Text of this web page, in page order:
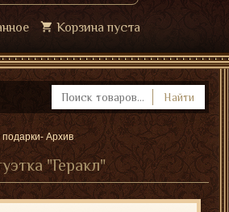
Корзина пуста
Найти
Архив
"Геракл"